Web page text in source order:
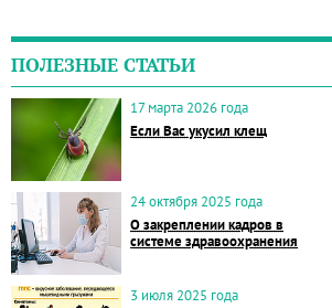
ПОЛЕЗНЫЕ СТАТЬИ
17 марта 2026 года
Если Вас укусил клещ
24 октября 2025 года
О закреплении кадров в
системе здравоохранения
3 июля 2025 года